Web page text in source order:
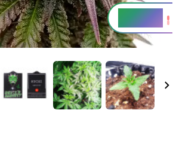
20 - 22 %
THC